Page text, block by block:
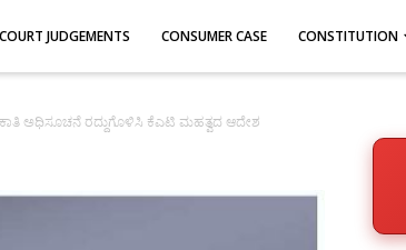
JUDGEMENTS CONSUMER CASE CONSTITUTION
ಅಧಿಸೂಚನೆ ರದ್ದುಗೊಳಿಸಿ ಕೆಎಟಿ ಮಹತ್ವದ ಆದೇಶ